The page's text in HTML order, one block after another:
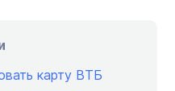
карту ВТБ